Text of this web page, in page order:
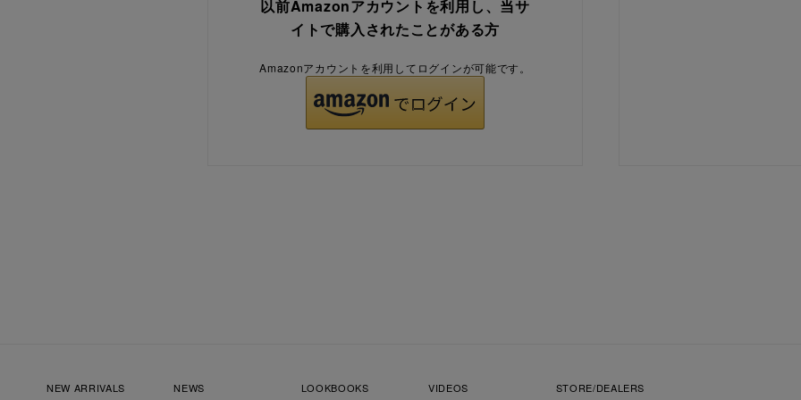
以前Amazonアカウントを利用し、当サ
イトで購入されたことがある方
Amazonアカウントを利用してログインが可能です。
NEW ARRIVALS NEWS LOOKBOOKS VIDEOS STORE/DEALERS